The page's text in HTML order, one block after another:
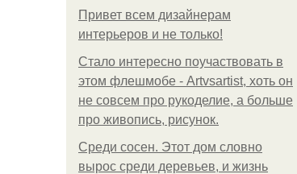
Привет всем дизайнерам
интерьеров и не только!
Стало интересно поучаствовать в
этом флешмобе - Artvsartist, хоть он
не совсем про рукоделие, а больше
про живопись, рисунок.
Среди сосен. Этот дом словно
вырос среди деревьев, и жизнь